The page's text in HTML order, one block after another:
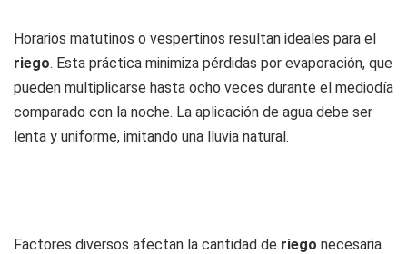
Horarios matutinos o vespertinos resultan ideales para el
riego. Esta práctica minimiza pérdidas por evaporación, que
pueden multiplicarse hasta ocho veces durante el mediodía
comparado con la noche. La aplicación de agua debe ser
lenta y uniforme, imitando una lluvia natural.
Factores diversos afectan la cantidad de riego necesaria.